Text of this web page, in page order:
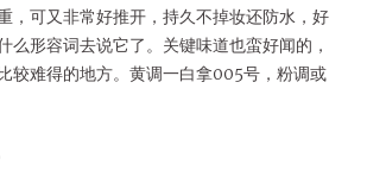
，可又非常好推开，持久不掉妆还防水，好
么形容词去说它了。关键味道也蛮好闻的，
较难得的地方。黄调一白拿005号，粉调或